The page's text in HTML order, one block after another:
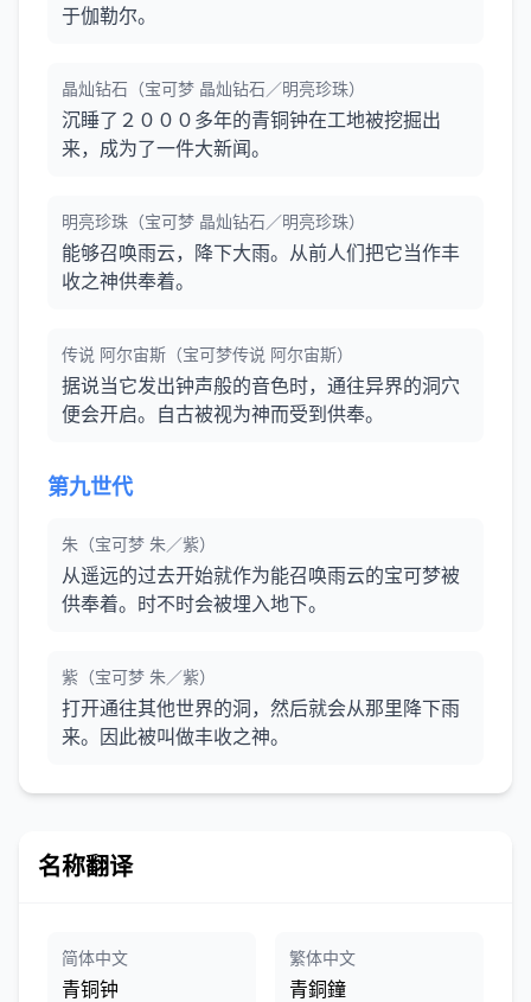
于伽勒尔。
晶灿钻石（宝可梦 晶灿钻石／明亮珍珠）
沉睡了２０００多年的青铜钟在工地被挖掘出
来，成为了一件大新闻。
明亮珍珠（宝可梦 晶灿钻石／明亮珍珠）
能够召唤雨云，降下大雨。从前人们把它当作丰
收之神供奉着。
传说 阿尔宙斯（宝可梦传说 阿尔宙斯）
据说当它发出钟声般的音色时，通往异界的洞穴
便会开启。自古被视为神而受到供奉。
第九世代
朱（宝可梦 朱／紫）
从遥远的过去开始就作为能召唤雨云的宝可梦被
供奉着。时不时会被埋入地下。
紫（宝可梦 朱／紫）
打开通往其他世界的洞，然后就会从那里降下雨
来。因此被叫做丰收之神。
名称翻译
简体中文
青铜钟
繁体中文
青銅鐘